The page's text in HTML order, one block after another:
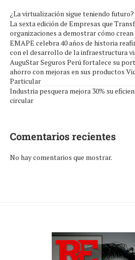
¿La virtualización sigue teniendo futuro?
La sexta edición de Empresas que
organizaciones a demostrar cómo
EMAPE celebra 40 años de historia
con el desarrollo de la infraestructura
AuguStar Seguros Perú fortalece su
ahorro con mejoras en sus productos
Particular
Industria pesquera mejora 30% su
circular
Comentarios recientes
No hay comentarios que mostrar.